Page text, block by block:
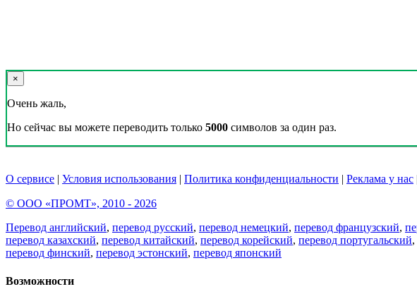
×
Очень жаль,
Но сейчас вы можете переводить только 5000 символов за один раз.
О сервисе | Условия использования | Политика конфиденциальности | Реклама у нас
© ООО «ПРОМТ», 2010 - 2026
Перевод английский, перевод русский, перевод немецкий, перевод французский,
перевод казахский, перевод китайский, перевод корейский, перевод португальский,
перевод финский, перевод эстонский, перевод японский
Возможности